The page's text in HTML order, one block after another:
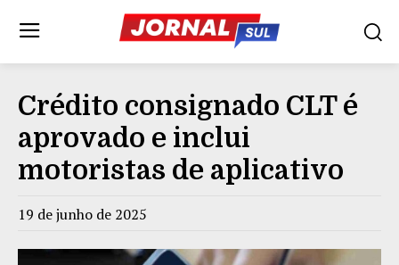
Crédito consignado CLT é
aprovado e inclui
motoristas de aplicativo
19 de junho de 2025